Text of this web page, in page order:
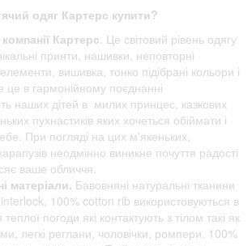
одяг Картерс купити?
Картерс . Це світовий рівень одягу
принти, нашивки, неповторні
вишивка, тонко підібрані кольори і
це в гармонійному поєднанні
наших дітей в милих принцес, казкових
пухнастиків яких хочеться обіймати і
При погляді на цих м'якеньких,
неодмінно виникне почуття радості
ваше обличчя.
матеріали. Бавовняні натуральні тканини
100% cotton rib використовуються в
погоди які контактують з тілом такі як
легкі реглани, чоловічки, ромпери. 100%